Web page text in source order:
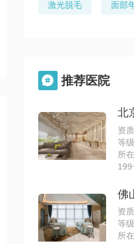
激光脱毛 面部
 推荐医院
北
资
等
所
199
佛
资
等
所